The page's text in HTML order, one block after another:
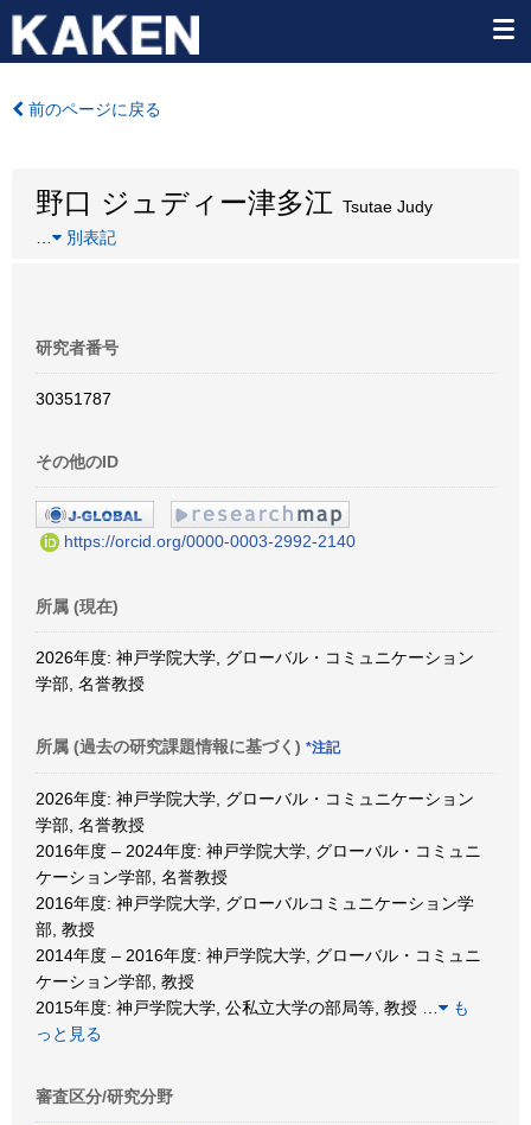
前のページに戻る
野口 ジュディー津多江 Tsutae Judy
別表記
研究者番号
30351787
その他のID
https://orcid.org/0000-0003-2992-2140
所属 (現在)
2026年度: 神戸学院大学, グローバル・コミュニケーション
学部, 名誉教授
所属 (過去の研究課題情報に基づく) *注記
2026年度: 神戸学院大学, グローバル・コミュニケーション
学部, 名誉教授
2016年度 – 2024年度: 神戸学院大学, グローバル・コミュニ
ケーション学部, 名誉教授
2016年度: 神戸学院大学, グローバルコミュニケーション学
部, 教授
2014年度 – 2016年度: 神戸学院大学, グローバル・コミュニ
ケーション学部, 教授
2015年度: 神戸学院大学, 公私立大学の部局等, 教授
も
っと見る
審査区分/研究分野